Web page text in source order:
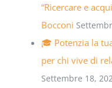
“Ricercare e
Bocconi
🎓 Potenzia la
per chi vive di
Settembre 18,